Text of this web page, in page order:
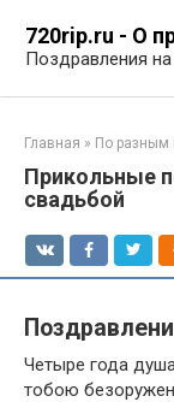
контенту
720rip.ru - О
Поздравления
Главная » По разным
Прикольные
свадьбой
Четыре года
тобою